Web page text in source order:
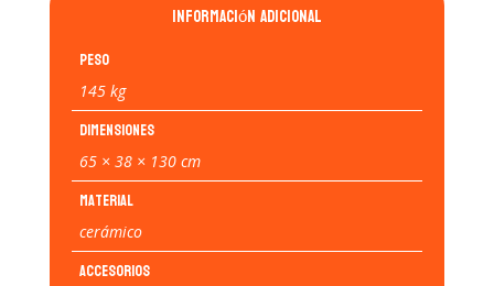
Información adicional
Peso
145 kg
Dimensiones
65 × 38 × 130 cm
Material
cerámico
Accesorios